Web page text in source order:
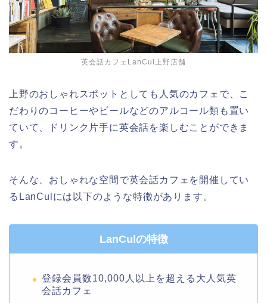
英会話カフェLanCul上野店舗
上野のおしゃれスポットとしても人気のカフェで、こ
だわりのコーヒーやビールなどのアルコール類も置い
ていて、ドリンク片手に英会話を楽しむことができま
す。
そんな、おしゃれな空間で英会話カフェを開催してい
るLanCulには以下のような特徴があります。
LanCulの特徴
登録会員数10,000人以上を超える大人気英
会話カフェ